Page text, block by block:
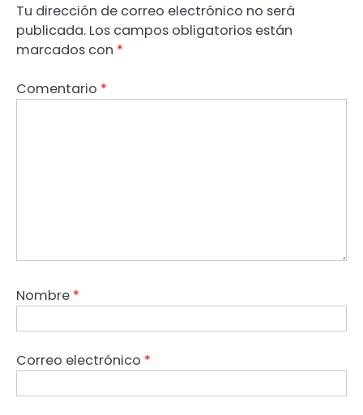
Tu dirección de correo electrónico no será
publicada. Los campos obligatorios están
marcados con *
Comentario *
Nombre *
Correo electrónico *